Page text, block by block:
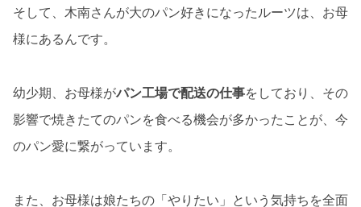
そして、木南さんが大のパン好きになったルーツは、お母
様にあるんです。
幼少期、お母様がパン工場で配送の仕事をしており、その
影響で焼きたてのパンを食べる機会が多かったことが、今
のパン愛に繋がっています。
また、お母様は娘たちの「やりたい」という気持ちを全面